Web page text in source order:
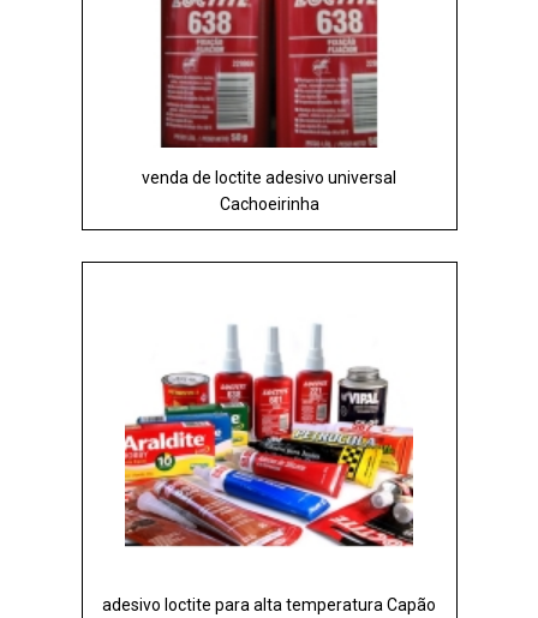
venda de loctite adesivo universal
Cachoeirinha
adesivo loctite para alta temperatura Capão